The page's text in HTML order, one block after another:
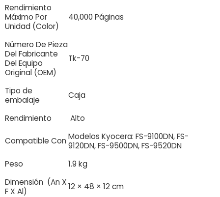
Rendimiento
Máximo Por
Unidad (Color)
40,000 Páginas
Número De Pieza
Del Fabricante
Del Equipo
Original (OEM)
Tk-70
Tipo de
embalaje
Caja
Rendimiento Alto
Compatible ConModelos Kyocera: FS-9100DN, FS-
9120DN, FS-9500DN, FS-9520DN
Peso
1.9 kg
Dimensión (An X
F X Al)
12 × 48 × 12 cm